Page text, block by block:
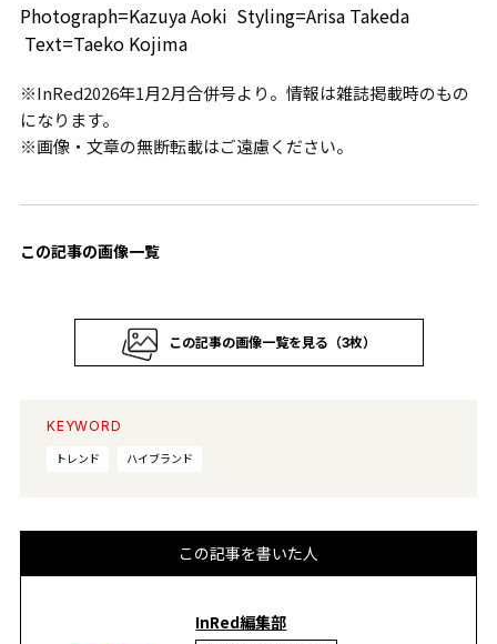
Photograph=Kazuya Aoki Styling=Arisa Takeda
Text=Taeko Kojima
※InRed2026年1月2月合併号より。情報は雑誌掲載時のもの
になります。
※画像・文章の無断転載はご遠慮ください。
この記事の画像一覧
この記事の画像一覧を見る（3枚）
KEYWORD
トレンド
ハイブランド
この記事を書いた人
InRed編集部